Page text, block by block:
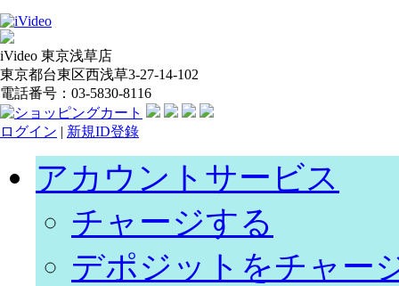
iVideo 東京浅草店
東京都台東区西浅草3-27-14-102
電話番号：03-5830-8116
ログイン | 新規ID登錄
アカウントサービス
チャージする
デポジットをチャー